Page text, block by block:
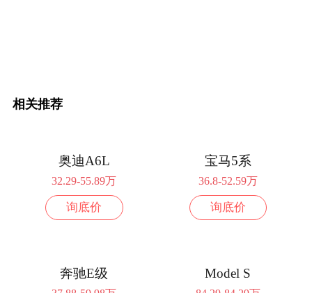
相关推荐
奥迪A6L
32.29-55.89万
询底价
宝马5系
36.8-52.59万
询底价
奔驰E级 Model S